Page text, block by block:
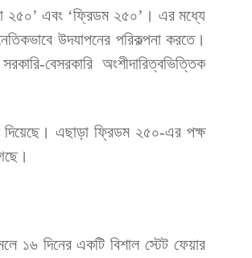
২৫০’ এবং ‘ফ্রিডম ২৫০’। এর মধ্যে
উদযাপনের পরিকল্পনা করতে।
বেসরকারি অংশীদারিত্বভিত্তিক
দিয়েছে। এছাড়া ফ্রিডম ২৫০-এর পক্ষ
১৬ দিনের একটি বিশাল স্টেট ফেয়ার